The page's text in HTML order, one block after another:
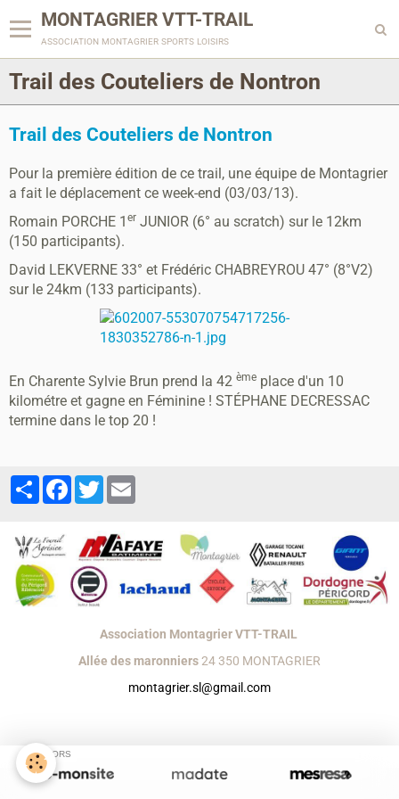
MONTAGRIER VTT-TRAIL
association montagrier sports loisirs
Trail des Couteliers de Nontron
Trail des Couteliers de Nontron
Pour la première édition de ce trail, une équipe de Montagrier
a fait le déplacement ce week-end (03/03/13).
Romain PORCHE 1 er JUNIOR (6° au scratch) sur le 12km
(150 participants).
David LEKVERNE 33° et Frédéric CHABREYROU 47° (8°V2)
sur le 24km (133 participants).
En Charente Sylvie Brun prend la 42 ème place d'un 10
kilométre et gagne en Féminine ! STÉPHANE DECRESSAC
termine dans le top 20 !
PartagerFacebook
Twitter
Association Montagrier VTT-TRAIL
Allée des maronniers24 350 MONTAGRIER
montagrier.sl@gmail.com
SPONSORS